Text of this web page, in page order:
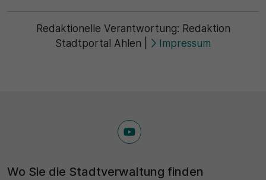
Redaktionelle Verantwortung: Redaktion
Stadtportal Ahlen
Impressum
Wo Sie die Stadtverwaltung finden